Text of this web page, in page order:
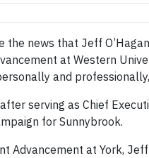
news that Jeff
at Western
and
serving as Chief
for Sunnybrook.
Advancement at York,